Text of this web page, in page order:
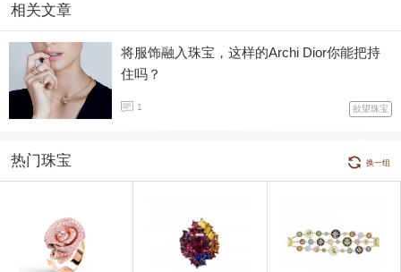
相关文章
将服饰融入珠宝，这样的Archi Dior你能把持
住吗？
1 欲望珠宝
热门珠宝 换一组